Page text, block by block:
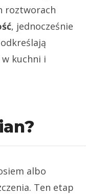
roztworach
, jednocześnie
kuchni i
albo
Ten etap